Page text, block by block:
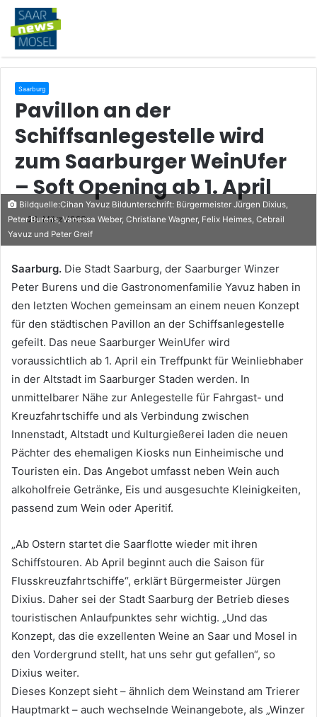
Saarburg
Pavillon an der
Schiffsanlegestelle wird
zum Saarburger WeinUfer
– Soft Opening ab 1. April
20. März 2023
Bildquelle:Cihan Yavuz Bildunterschrift: Bürgermeister Jürgen Dixius,
Peter Burens, Vanessa Weber, Christiane Wagner, Felix Heimes, Cebrail
Yavuz und Peter Greif
Saarburg. Die Stadt Saarburg, der Saarburger Winzer
Peter Burens und die Gastronomenfamilie Yavuz haben in
den letzten Wochen gemeinsam an einem neuen Konzept
für den städtischen Pavillon an der Schiffsanlegestelle
gefeilt. Das neue Saarburger WeinUfer wird
voraussichtlich ab 1. April ein Treffpunkt für Weinliebhaber
in der Altstadt im Saarburger Staden werden. In
unmittelbarer Nähe zur Anlegestelle für Fahrgast- und
Kreuzfahrtschiffe und als Verbindung zwischen
Innenstadt, Altstadt und Kulturgießerei laden die neuen
Pächter des ehemaligen Kiosks nun Einheimische und
Touristen ein. Das Angebot umfasst neben Wein auch
alkoholfreie Getränke, Eis und ausgesuchte Kleinigkeiten,
passend zum Wein oder Aperitif.
„Ab Ostern startet die Saarflotte wieder mit ihren
Schiffstouren. Ab April beginnt auch die Saison für
Flusskreuzfahrtschiffe“, erklärt Bürgermeister Jürgen
Dixius. Daher sei der Stadt Saarburg der Betrieb dieses
touristischen Anlaufpunktes sehr wichtig. „Und das
Konzept, das die exzellenten Weine an Saar und Mosel in
den Vordergrund stellt, hat uns sehr gut gefallen“, so
Dixius weiter.
Dieses Konzept sieht – ähnlich dem Weinstand am Trierer
Hauptmarkt – auch wechselnde Weinangebote, als „Winzer